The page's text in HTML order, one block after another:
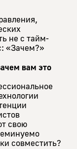
не с тайм-
«Зачем?»
вам это
свою
совместить?